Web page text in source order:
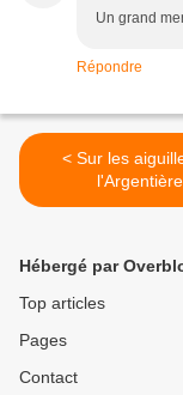
Un grand
Répondre
< Sur les aiguilles de
l'Argentière
Hébergé par
Top articles
Pages
Contact